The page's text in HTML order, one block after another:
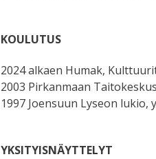
KOULUTUS
2024 alkaen Humak,
2003 Pirkanmaan
1997 Joensuun Lyseon lukio,
YKSITYISNÄYTTELYT